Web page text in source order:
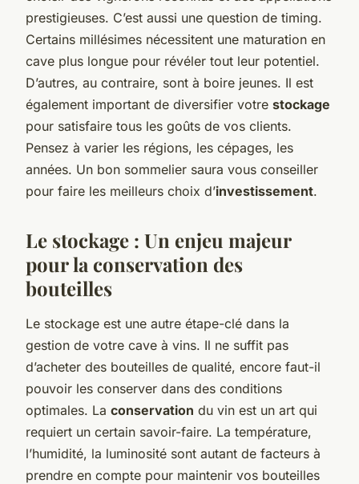
prestigieuses. C’est aussi une question de timing.
Certains millésimes nécessitent une maturation en
cave plus longue pour révéler tout leur potentiel.
D’autres, au contraire, sont à boire jeunes. Il est
également important de diversifier votre stockage
pour satisfaire tous les goûts de vos clients.
Pensez à varier les régions, les cépages, les
années. Un bon sommelier saura vous conseiller
pour faire les meilleurs choix d’investissement.
Le stockage : Un enjeu majeur
pour la conservation des
bouteilles
Le stockage est une autre étape-clé dans la
gestion de votre cave à vins. Il ne suffit pas
d’acheter des bouteilles de qualité, encore faut-il
pouvoir les conserver dans des conditions
optimales. La conservation du vin est un art qui
requiert un certain savoir-faire. La température,
l’humidité, la luminosité sont autant de facteurs à
prendre en compte pour maintenir vos bouteilles